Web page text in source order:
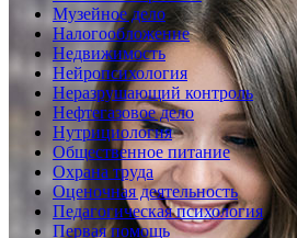
Музейное дело
Налогообложение
Недвижимость
Нейропсихология
Неразрушающий контроль
Нефтегазовое дело
Нутрициология
Общественное питание
Охрана труда
Оценочная деятельность
Педагогическая психология
Первая помощь